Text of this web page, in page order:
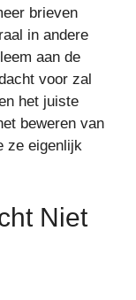
brieven
in andere
aan de
voor zal
het juiste
beweren van
ze eigenlijk
Niet